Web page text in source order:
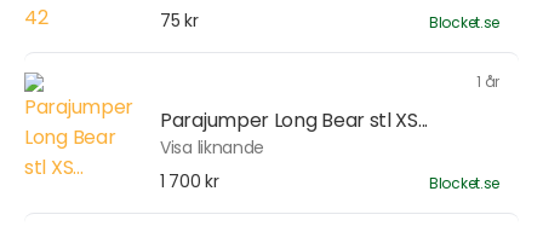
75 kr
Blocket.se
1 år
Parajumper Long Bear stl XS...
Visa liknande
1 700 kr
Blocket.se